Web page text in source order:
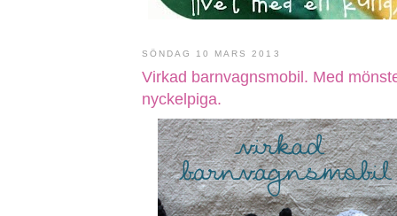
SÖNDAG 10 MARS 2013
Virkad barnvagnsmobil. Med
nyckelpiga.